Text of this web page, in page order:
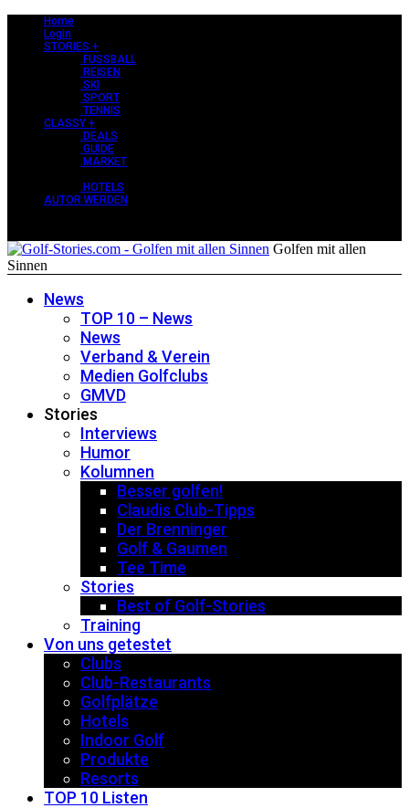
Home
Login
STORIES +
.FUSSBALL
.REISEN
.SKI
.SPORT
.TENNIS
CLASSY +
.DEALS
.GUIDE
.MARKET
.HOTELS
AUTOR WERDEN
Golfen mit allen
Sinnen
News
TOP 10 – News
News
Verband & Verein
Medien Golfclubs
GMVD
Stories
Interviews
Humor
Kolumnen
Besser golfen!
Claudis Club-Tipps
Der Brenninger
Golf & Gaumen
Tee Time
Stories
Best of Golf-Stories
Training
Von uns getestet
Clubs
Club-Restaurants
Golfplätze
Hotels
Indoor Golf
Produkte
Resorts
TOP 10 Listen